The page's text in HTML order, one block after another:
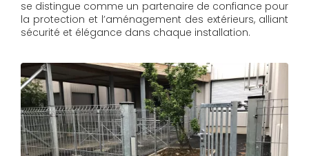
se distingue comme un partenaire de confiance pour
la protection et l’aménagement des extérieurs, alliant
sécurité et élégance dans chaque installation.